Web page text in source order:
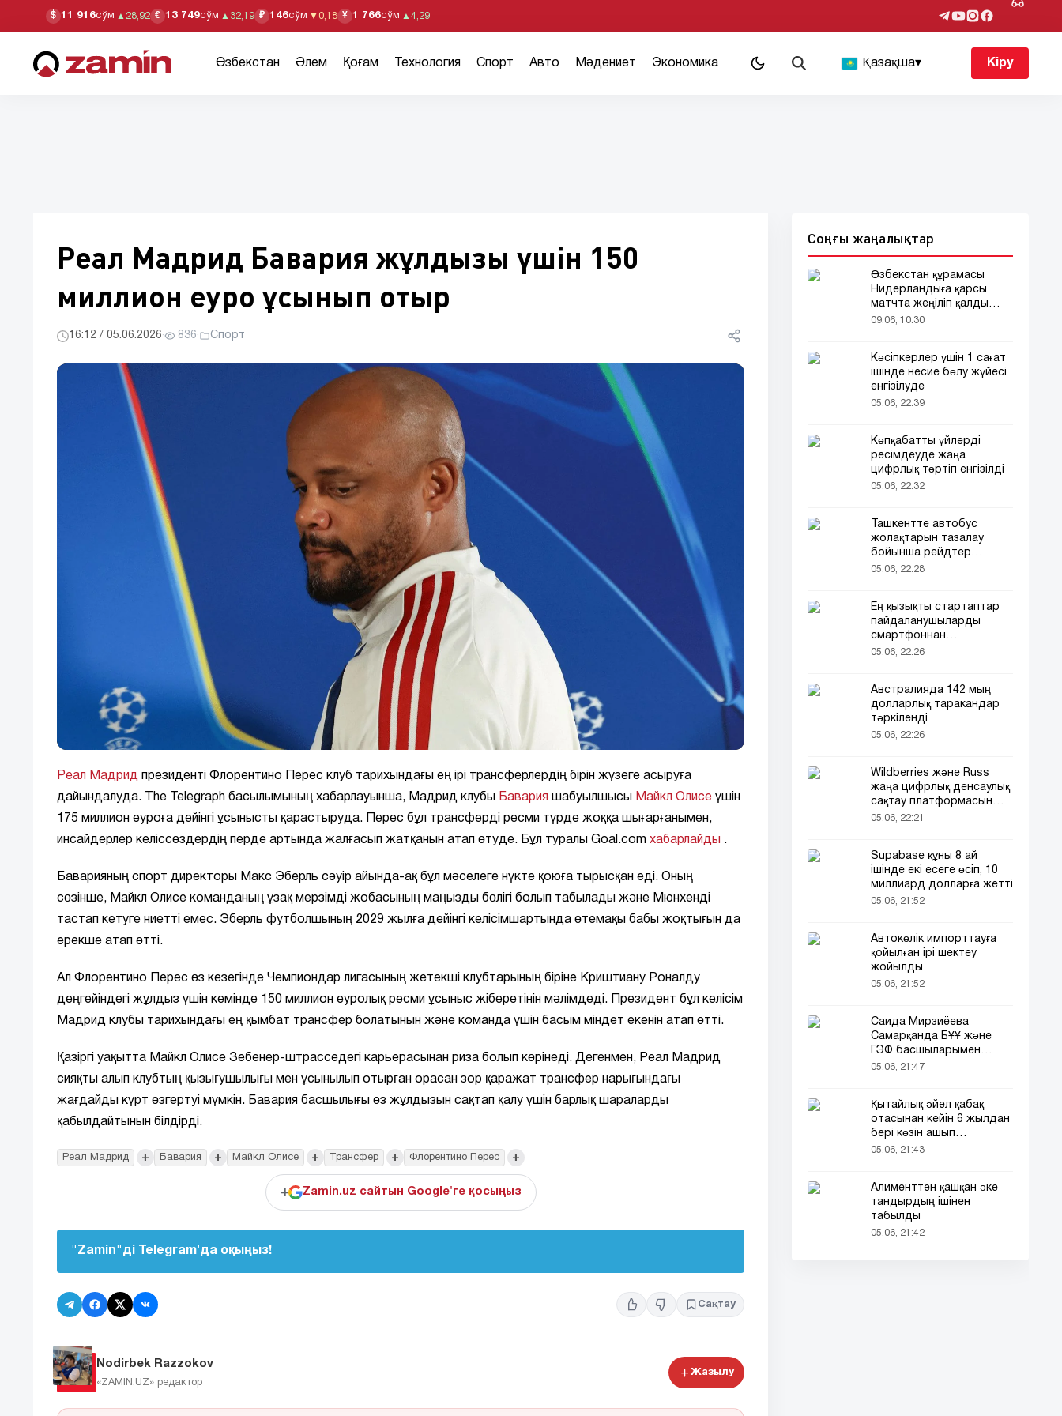
$ 11 916сўм ▲ 28,92 € 13 749сўм ▲ 32,19 ₽ 146сўм ▼ 0,18 ¥ 1 766сўм ▲ 4,29
Өзбекстан Әлем Қоғам Технология Спорт Авто Мәдениет Экономика Қазақша▾ Кіру
Реал Мадрид Бавария жұлдызы үшін 150
миллион еуро ұсынып отыр
16:12 / 05.06.2026· 836· Спорт
Реал Мадрид президенті Флорентино Перес клуб тарихындағы ең ірі трансферлердің бірін жүзеге асыруға
дайындалуда. The Telegraph басылымының хабарлауынша, Мадрид клубы
Бавария шабуылшысы Майкл Олисе үшін
175 миллион еуроға дейінгі ұсынысты қарастыруда. Перес бұл трансферді ресми түрде жоққа шығарғанымен,
инсайдерлер келіссөздердің перде артында жалғасып жатқанын атап өтуде. Бұл туралы Goal.com хабарлайды .
Баварияның спорт директоры Макс Эберль сәуір айында-ақ бұл мәселеге нүкте қоюға тырысқан еді. Оның
сөзінше, Майкл Олисе команданың ұзақ мерзімді жобасының маңызды бөлігі болып табылады және Мюнхенді
тастап кетуге ниетті емес. Эберль футболшының 2029 жылға дейінгі келісімшартында өтемақы бабы жоқтығын да
ерекше атап өтті.
Ал Флорентино Перес өз кезегінде Чемпиондар лигасының жетекші клубтарының біріне Криштиану Роналду
деңгейіндегі жұлдыз үшін кемінде 150 миллион еуролық ресми ұсыныс жіберетінін мәлімдеді. Президент бұл келісім
Мадрид клубы тарихындағы ең қымбат трансфер болатынын және команда үшін басым міндет екенін атап өтті.
Қазіргі уақытта Майкл Олисе Зебенер-штрасседегі карьерасынан риза болып көрінеді. Дегенмен, Реал Мадрид
сияқты алып клубтың қызығушылығы мен ұсынылып отырған орасан зор қаражат трансфер нарығындағы
жағдайды күрт өзгертуі мүмкін. Бавария басшылығы өз жұлдызын сақтап қалу үшін барлық шараларды
қабылдайтынын білдірді.
Реал Мадрид + Бавария + Майкл Олисе + Трансфер + Флорентино Перес +
+ Zamin.uz сайтын Google'ге қосыңыз
"Zamin"ді Telegram'да оқыңыз!
Сақтау
Nodirbek Razzokov
«ZAMIN.UZ» редактор
Жазылу
Соңғы жаңалықтар
Өзбекстан құрамасы
Нидерландыға қарсы
матчта жеңіліп қалды
(видео)
09.06, 10:30
Кәсіпкерлер үшін 1 сағат
ішінде несие бөлу жүйесі
енгізілуде
05.06, 22:39
Көпқабатты үйлерді
ресімдеуде жаңа
цифрлық тәртіп енгізілді
05.06, 22:32
Ташкентте автобус
жолақтарын тазалау
бойынша рейдтер
басталды
05.06, 22:28
Ең қызықты стартаптар
пайдаланушыларды
смартфоннан
алшақтатқысы келеді
05.06, 22:26
Австралияда 142 мың
долларлық таракандар
тәркіленді
05.06, 22:26
Wildberries және Russ
жаңа цифрлық денсаулық
сақтау платформасын
іске қосады
05.06, 22:21
Supabase құны 8 ай
ішінде екі есеге өсіп, 10
миллиард долларға жетті
05.06, 21:52
Автокөлік импорттауға
қойылған ірі шектеу
жойылды
05.06, 21:52
Саида Мирзиёева
Самарқанда БҰҰ және
ГЭФ басшыларымен
кездесті (фото)
05.06, 21:47
Қытайлық әйел қабақ
отасынан кейін 6 жылдан
бері көзін ашып
ұйықтайды
05.06, 21:43
Алименттен қашқан әке
тандырдың ішінен
табылды
05.06, 21:42